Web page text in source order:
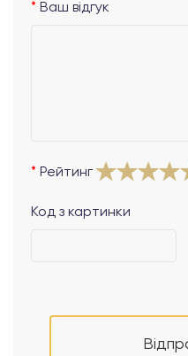
Ваш відгук
Рейтинг
Код з картинки